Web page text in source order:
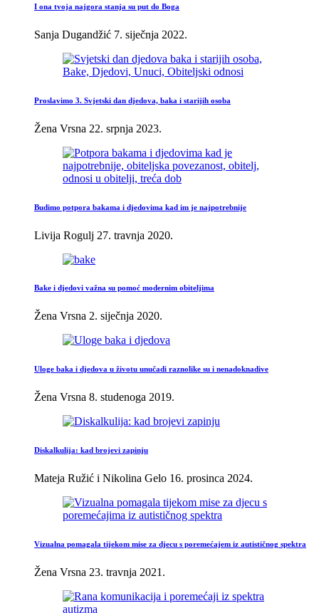
I ona tvoja najgora stanja su put do Boga
Sanja Dugandžić 7. siječnja 2022.
Proslavimo 3. Svjetski dan djedova, baka i starijih osoba
Žena Vrsna 22. srpnja 2023.
Budimo potpora bakama i djedovima kad im je najpotrebnije
Livija Rogulj 27. travnja 2020.
Bake i djedovi važna su pomoć modernim obiteljima
Žena Vrsna 2. siječnja 2020.
Uloge baka i djedova u životu unučadi raznolike su i nenadoknadive
Žena Vrsna 8. studenoga 2019.
Diskalkulija: kad brojevi zapinju
Mateja Ružić i Nikolina Gelo 16. prosinca 2024.
Vizualna pomagala tijekom mise za djecu s poremećajem iz autističnog spektra
Žena Vrsna 23. travnja 2021.